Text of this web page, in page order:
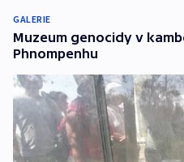
GALERIE
Muzeum genocidy v
Phnompenhu